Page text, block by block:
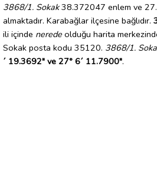
3868/1. Sokak38.372047 enlem ve
almaktadır. Karabağlar ilçesine bağlıdır.
ili içinde nerede olduğu harita
Sokak posta kodu 35120. 3868/1.
´ 19.3692" ve 27° 6´ 11.7900".